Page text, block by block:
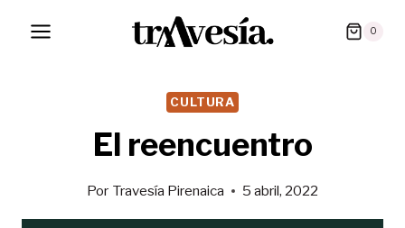
0
CULTURA
El reencuentro
Por Travesía Pirenaica 5 abril, 2022